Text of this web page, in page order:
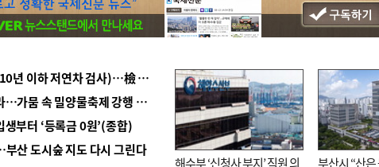
■ 검사 신분 버리고 직급하향(10년 이하 저연차 검사)…檢 중수청행 기피
■ 지역 상권도 말라죽을 판이라…가뭄 속 밀양물축제 강행 논란
부터 ‘등록금 0원’(종합)
산 도시숲 지도 다시 그린다
해수부 ‘신청사 부지’ 직원 의
부산시 “산